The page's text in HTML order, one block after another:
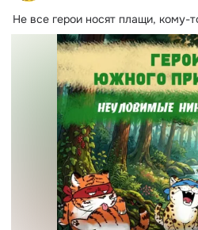
Не все герои носят плащи, кому-